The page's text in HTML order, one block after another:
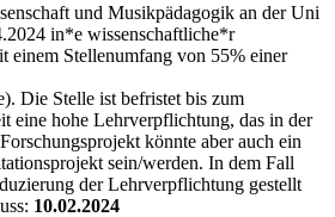
und Musikpädagogik an der Uni
in*e wissenschaftliche*r
Stellenumfang von 55% einer
Die Stelle ist befristet bis zum
eine hohe Lehrverpflichtung, das in der
könnte aber auch ein
sein/werden. In dem Fall
der Lehrverpflichtung gestellt
10.02.2024